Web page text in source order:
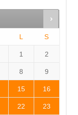
L S
1 2
8 9
15 16
22 23